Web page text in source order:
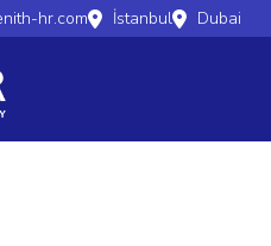
hr.com İstanbul Dubai